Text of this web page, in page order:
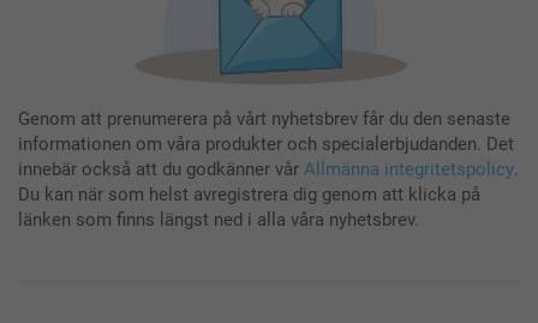
Genom att prenumerera på vårt nyhetsbrev får du den senaste
informationen om våra produkter och specialerbjudanden. Det
innebär också att du godkänner vår Allmänna integritetspolicy.
Du kan när som helst avregistrera dig genom att klicka på
länken som finns längst ned i alla våra nyhetsbrev.